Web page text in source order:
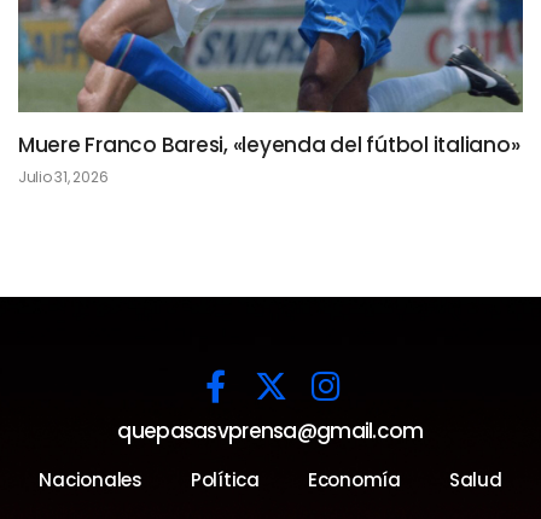
Muere Franco Baresi, «leyenda del fútbol italiano»
Julio 31, 2026
quepasasvprensa@gmail.com
Nacionales Política Economía Salud